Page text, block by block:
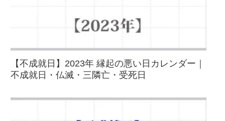
【不成就日】2023年 縁起の悪い日カレンダー｜
不成就日・仏滅・三隣亡・受死日